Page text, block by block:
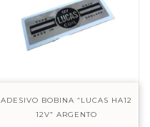
ADESIVO BOBINA “LUCAS HA12
12V” ARGENTO